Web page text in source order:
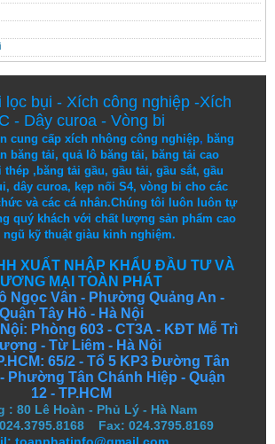
lọc bụi - Xích công nghiệp-Xích
- Dây curoa- Vòng bi
cung cấp xích nhông công nghiệp, băng
băng tải,quả lô băng tải, băng tải cao
thép, băng tải gầu, gầu tải, gầu sắt, gầu
, dây curoa, kẹp nối S4, vòng bi cho các
và các cá nhân.Chúng tôi luôn luôn tự
quý khách với chất lượng sảnphẩm cao
kỹ thuậtgiàu kinh nghiệm.
XUẤT NHẬP KHẨU ĐẦU TƯ VÀ
MẠI TOÀN PHÁT
Ngọc Vân - Phường Quảng An -
Quận Tây Hồ - Hà Nội
Phòng 603 - CT3A - KĐT Mễ Trì
- Từ Liêm - Hà Nội
65/2 - Tổ 5 KP3 Đường Tân
Phường Tân Chánh Hiệp - Quận
12 - TP.HCM
: 80 Lê Hoàn - Phủ Lý - Hà Nam
Fax: 024.3795.8169